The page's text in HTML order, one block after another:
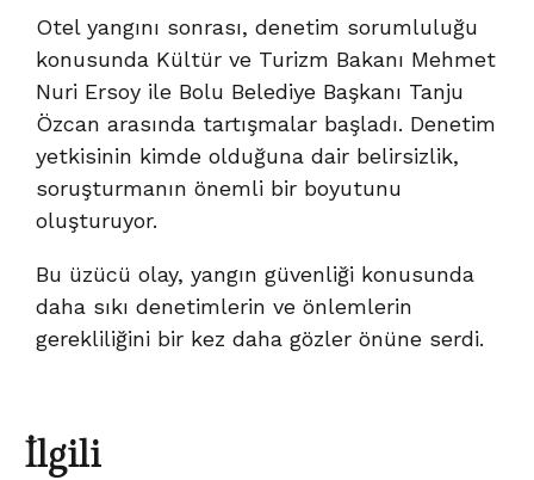
Otel yangını sonrası, denetim sorumluluğu
konusunda Kültür ve Turizm Bakanı Mehmet
Nuri Ersoy ile Bolu Belediye Başkanı Tanju
Özcan arasında tartışmalar başladı. Denetim
yetkisinin kimde olduğuna dair belirsizlik,
soruşturmanın önemli bir boyutunu
oluşturuyor.
Bu üzücü olay, yangın güvenliği konusunda
daha sıkı denetimlerin ve önlemlerin
gerekliliğini bir kez daha gözler önüne serdi.
İlgili